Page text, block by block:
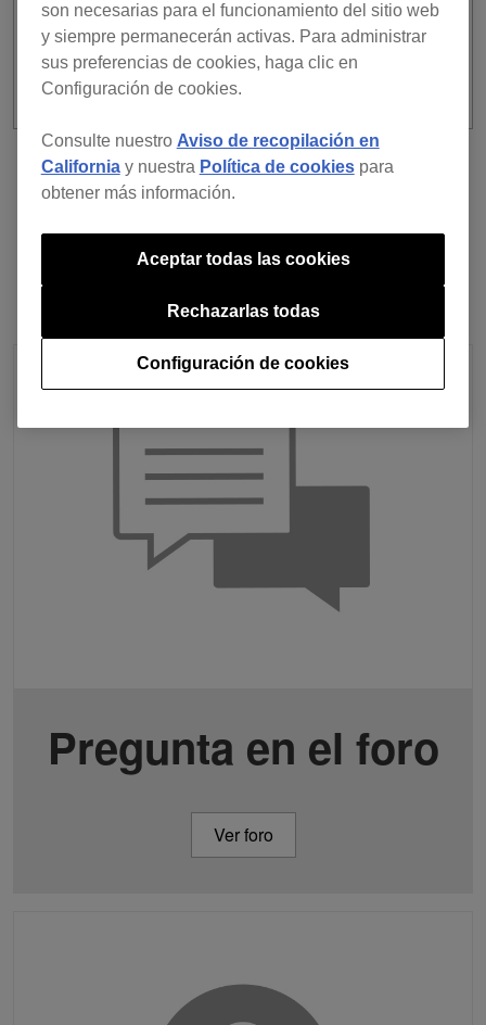
Para obtener más información, visita
la página de
preguntas frecuentes.
Anterior
Volver a la lista
Pregunta en el foro
Ver foro
son necesarias para el funcionamiento del sitio web
y siempre permanecerán activas. Para administrar
sus preferencias de cookies, haga clic en
Configuración de cookies.
Consulte nuestro Aviso de recopilación en
Californiay nuestra Política de cookiespara
obtener más información.
Configuración de cookies
Rechazarlas todas
Aceptar todas las cookies